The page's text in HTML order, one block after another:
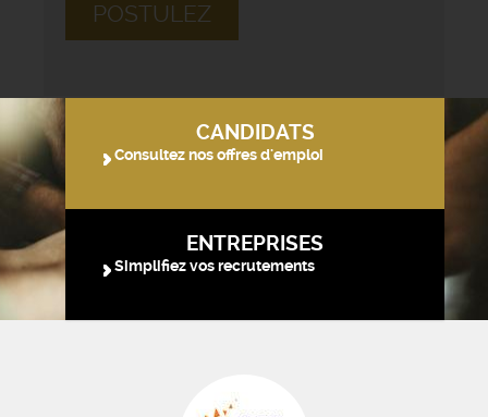
POSTULEZ
CANDIDATS
Consultez nos offres d'emploi
ENTREPRISES
Simplifiez vos recrutements